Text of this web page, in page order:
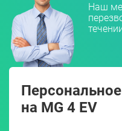
Наш
на MG 4 EV